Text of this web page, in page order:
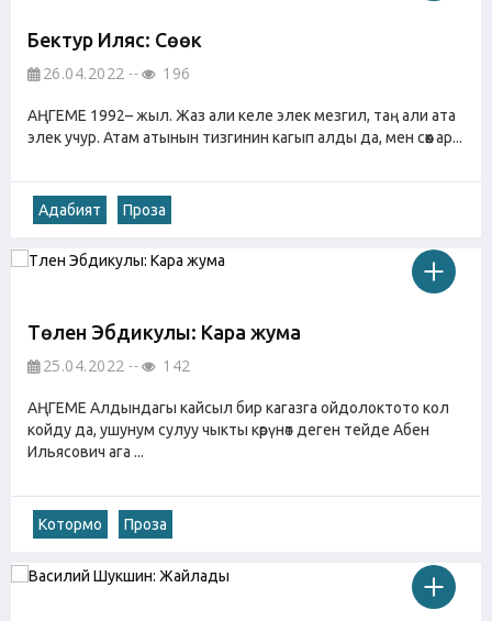
Бектур Иляс: Сөөк
26.04.2022 196
АҢГЕМЕ 1992– жыл. Жаз али келе элек мезгил, таң али ата
элек учур. Атам атынын тизгинин кагып алды да, мен сөөк ар...
Адабият Проза
Төлен Эбдикулы: Кара жума
25.04.2022 142
АҢГЕМЕ Алдындагы кайсыл бир кагазга ойдолоктото кол
койду да, ушунум сулуу чыкты көрүнөт деген тейде Абен
Ильясович ага ...
Котормо Проза